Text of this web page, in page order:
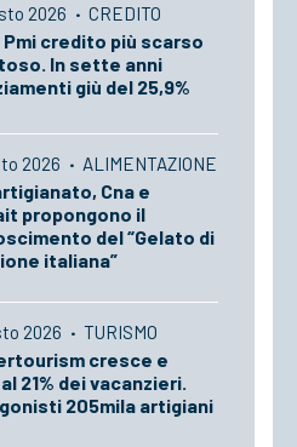
2026 · CREDITO
Pmi credito più scarso
In sette anni
giù del 25,9%
2026 · ALIMENTAZIONE
Cna e
propongono il
del “Gelato di
italiana”
2026 · TURISMO
cresce e
21% dei vacanzieri.
205mila artigiani